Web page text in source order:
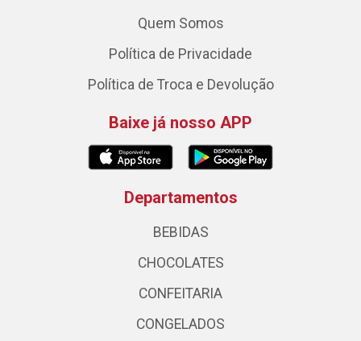
Quem Somos
Política de Privacidade
Política de Troca e Devolução
Baixe já nosso APP
Departamentos
BEBIDAS
CHOCOLATES
CONFEITARIA
CONGELADOS